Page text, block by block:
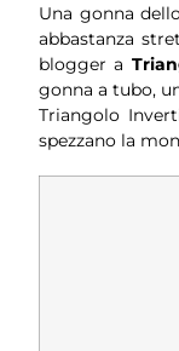
Una gonna
abbastanza
blogger a
gonna a tubo,
Triangolo
spezzano la